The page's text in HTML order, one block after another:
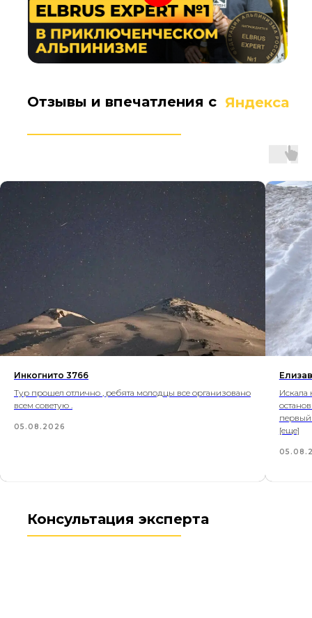
Отзывы и впечатления с Яндекса
Инкогнито 3766
Тур прошел отлично , ребята молодцы все организовано
всем советую .
05.08.2026
Искала
первый
[еще]
Консультация эксперта